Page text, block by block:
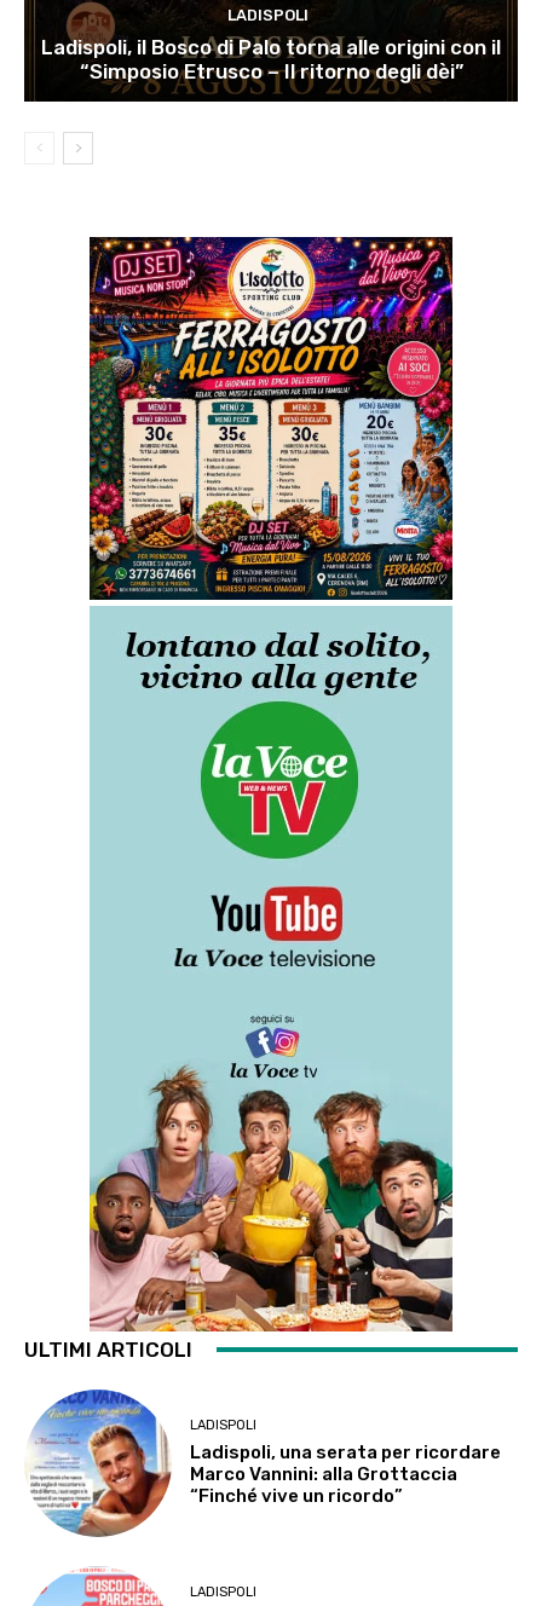
LADISPOLI
Ladispoli, il Bosco di Palo torna alle origini con il
“Simposio Etrusco – Il ritorno degli dèi”
ULTIMI ARTICOLI
LADISPOLI
Ladispoli, una serata per ricordare
Marco Vannini: alla Grottaccia
“Finché vive un ricordo”
LADISPOLI